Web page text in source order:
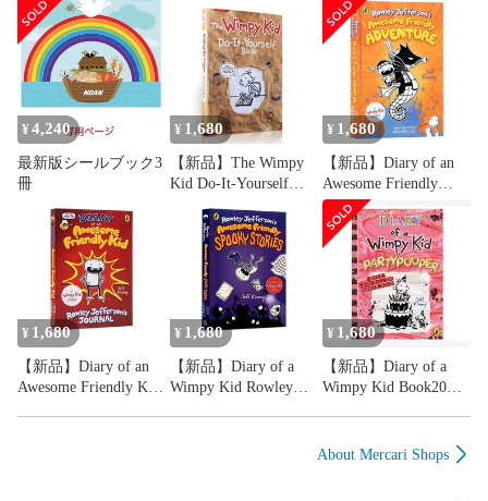
【下記の内容をペンにインストールしてから発送】
・MaiyaPenのMP3機能で聴ける英語名曲音源142曲
・弊店でご購入されたMaiyaPen対応版絵本の音声データ
・マイヤペンが届いたら電源を入れるだけで直ぐに使えます♪
・シールを貼る必要がありません。直接対応♪
【保証について】
・メーカー側の安心終身保証をしっかりサポート。
・通常の使用方法で故障した場合、弊店に送って頂ければ、
何回でも無償修理対応を致します。（国内往復送料をご負担
いただきます）
・メーカーに返送しなければならない場合は、国際郵送代は
弊店が負担で、工場に修理を依頼します。修理期間中、ご希
望があれば代行ペンを送り致します（送料のみをご負担いた
だきます）。修理後元のペンと交換するか、代行ペンのまま
を使うかをお選びいただけます。
※Mac PCはデータインストールを対応しません。
#洋書 #英語絵本 #読み聞かせ #子供英語 #オックスフォード
#ORT #サイトワーズ #フォニックス #sightwords #phonics
¥ 4,240
最新版シールブック3
冊
¥ 1,680
【新品】The Wimpy
Kid Do-It-Yourself
メ日記シリーズ抜粋
英語多読 チャプタ
ーブック 洋書 レ
クサイル指数 ORT
弱虫くんの日記 英
検 スカラスティック
ファーストリトルリ
ーダーズ CTP
PeppaPig
¥ 1,680
【新品】Diary of an
Awesome Friendly
Adventure : Rowley
Jefferson's Journal グレ
ッグのだめ日記 英語
多読 児童書 チャプタ
ーブック TOEFL おう
ち英語 ジェフキニー
ベストセラー
¥ 1,680
【新品】Diary of an
Awesome Friendly Kid
¥ 1,680
【新品】Diary of a
Wimpy Kid Rowley
¥ 1,680
【新品】Diary of a
Wimpy Kid Book20
多読 英語教材 児童書
About Mercari Shops